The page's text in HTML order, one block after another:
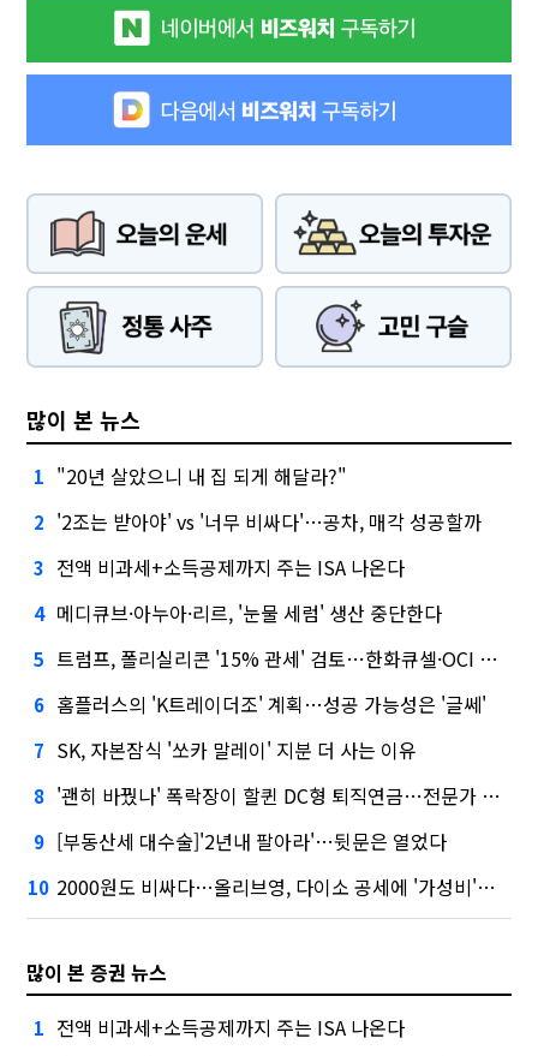
많이 본 뉴스
1 "20년 살았으니 내 집 되게 해달라?"
2 '2조는 받아야' vs '너무 비싸다'…공차, 매각 성공할까
3 전액 비과세+소득공제까지 주는 ISA 나온다
4 메디큐브·아누아·리르, '눈물 세럼' 생산 중단한다
5 트럼프, 폴리실리콘 '15% 관세' 검토…한화큐셀·OCI 영향은?
6 홈플러스의 'K트레이더조' 계획…성공 가능성은 '글쎄'
7 SK, 자본잠식 '쏘카 말레이' 지분 더 사는 이유
8 '괜히 바꿨나' 폭락장이 할퀸 DC형 퇴직연금…전문가 조언은
9 [부동산세 대수술]'2년내 팔아라'…뒷문은 열었다
10 2000원도 비싸다…올리브영, 다이소 공세에 '가성비'로 맞불
많이 본 증권 뉴스
1 전액 비과세+소득공제까지 주는 ISA 나온다